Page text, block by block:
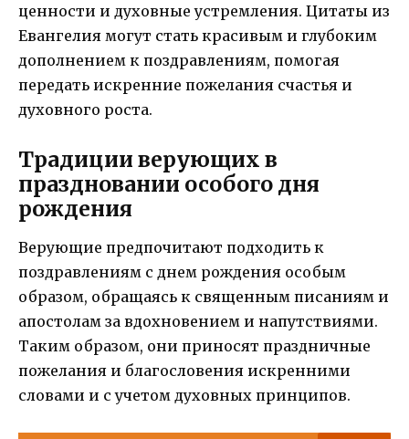
ценности и духовные устремления. Цитаты из
Евангелия могут стать красивым и глубоким
дополнением к поздравлениям, помогая
передать искренние пожелания счастья и
духовного роста.
Традиции верующих в
праздновании особого дня
рождения
Верующие предпочитают подходить к
поздравлениям с днем рождения особым
образом, обращаясь к священным писаниям и
апостолам за вдохновением и напутствиями.
Таким образом, они приносят праздничные
пожелания и благословения искренними
словами и с учетом духовных принципов.